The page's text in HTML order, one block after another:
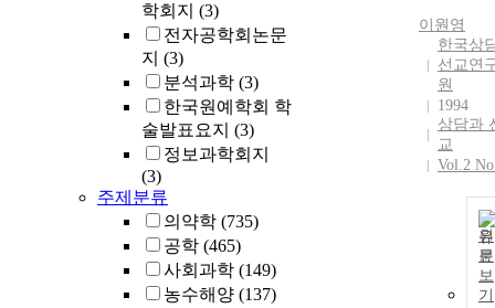
학회지 (3)
전자공학회논문
지 (3)
분석과학 (3)
한국원예학회 학
술발표요지 (3)
정보과학회지
(3)
주제분류
의약학 (735)
공학 (465)
사회과학 (149)
농수해양 (137)
이원영
한국상
선교연
원
1994
상담과
교
Vol.2
원
문
보
기